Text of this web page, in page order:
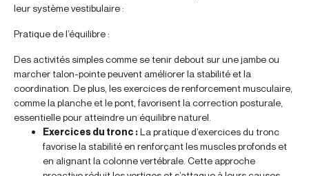
leur système vestibulaire :
Pratique de l’équilibre :
Des activités simples comme se tenir debout sur une jambe ou
marcher talon-pointe peuvent améliorer la stabilité et la
coordination. De plus, les exercices de renforcement musculaire,
comme la planche et le pont, favorisent la correction posturale,
essentielle pour atteindre un équilibre naturel.
Exercices du tronc :La pratique d’exercices du tronc
favorise la stabilité en renforçant les muscles profonds et
en alignant la colonne vertébrale. Cette approche